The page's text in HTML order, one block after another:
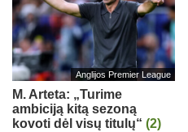
Anglijos Premier League
M. Arteta: „Turime
ambiciją kitą sezoną
kovoti dėl visų titulų“ (2)